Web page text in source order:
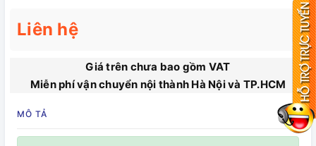
Liên hệ
Giá trên chưa bao gồm VAT
Miễn phí vận chuyển nội thành Hà Nội và TP.HCM
MÔ TẢ